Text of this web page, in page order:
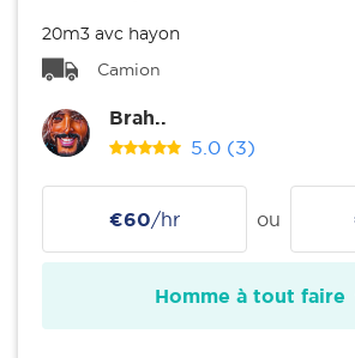
20m3 avc hayon
Camion
Brah..
5.0 (3)
€60/hr ou
Homme à tout faire